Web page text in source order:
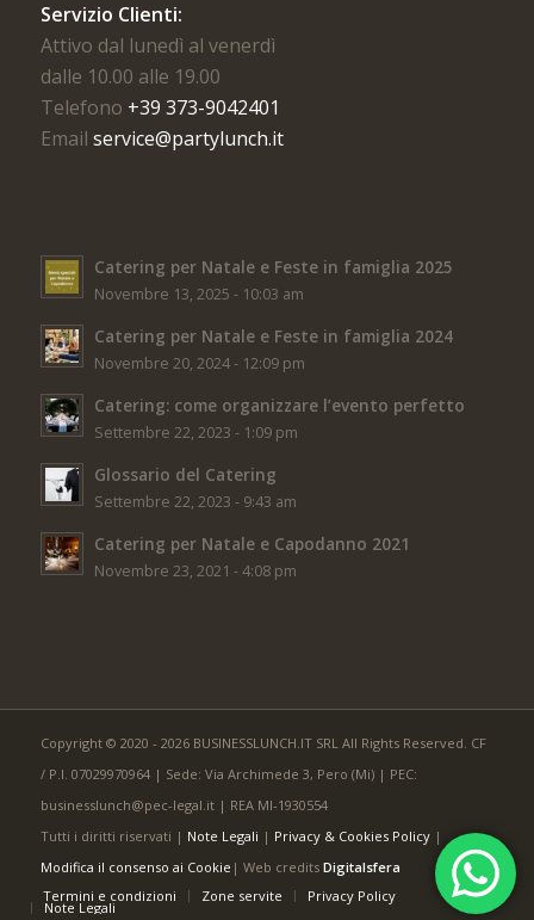
Servizio Clienti:
Attivo dal lunedì al venerdì
dalle 10.00 alle 19.00
Telefono +39 373-9042401
Email service@partylunch.it
Catering per Natale e Feste in famiglia 2025
Novembre 13, 2025 - 10:03 am
Catering per Natale e Feste in famiglia 2024
Novembre 20, 2024 - 12:09 pm
Catering: come organizzare l’evento perfetto
Settembre 22, 2023 - 1:09 pm
Glossario del Catering
Settembre 22, 2023 - 9:43 am
Catering per Natale e Capodanno 2021
Novembre 23, 2021 - 4:08 pm
Copyright © 2020 - 2026 BUSINESSLUNCH.IT SRL All Rights Reserved. CF
/ P.I. 07029970964 | Sede: Via Archimede 3, Pero (Mi) | PEC:
businesslunch@pec-legal.it | REA MI-1930554
Tutti i diritti riservati | Note Legali | Privacy & Cookies Policy|
Modifica il consenso ai Cookie | Web credits Digitalsfera
Termini e condizioni
Zone servite Privacy Policy
Note Legali